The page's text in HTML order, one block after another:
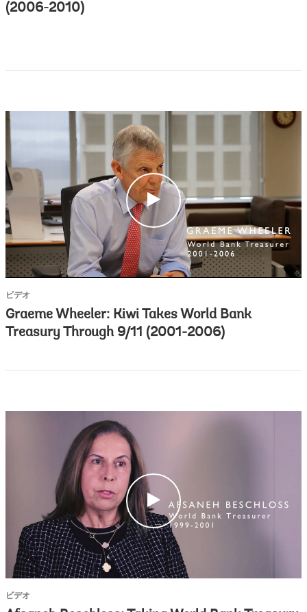
(2006-2010)
c
i
c
k
ビデオ
Graeme Wheeler: Kiwi Takes World Bank
Treasury Through 9/11 (2001-2006)
c
l
i
c
k
ビデオ